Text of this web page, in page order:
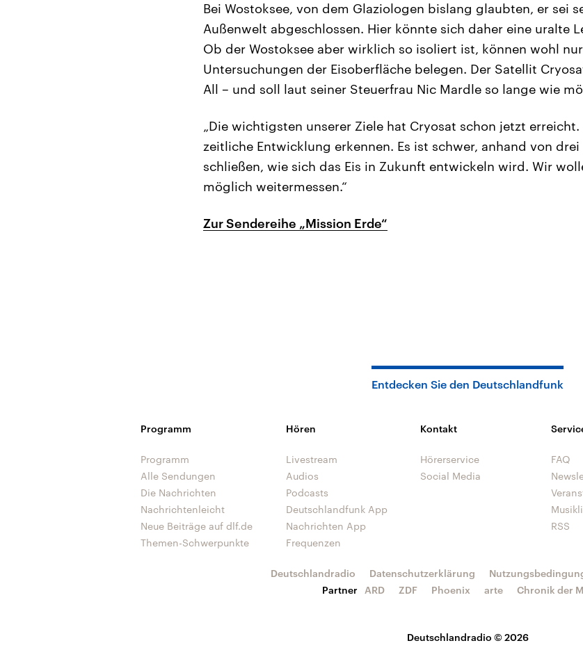
Bei Wostoksee, von dem Glaziologen bislang glaubten, er sei
Außenwelt abgeschlossen. Hier könnte sich daher eine uralte
Ob der Wostoksee aber wirklich so isoliert ist, können wohl
Untersuchungen der Eisoberfläche belegen. Der Satellit
All – und soll laut seiner Steuerfrau Nic Mardle so lange wie
„Die wichtigsten unserer Ziele hat Cryosat schon jetzt
zeitliche Entwicklung erkennen. Es ist schwer, anhand von
schließen, wie sich das Eis in Zukunft entwickeln wird. Wir
möglich weitermessen.“
Zur Sendereihe „Mission Erde“
Entdecken Sie den Deutschlandfunk
Programm
Programm
Alle Sendungen
Die Nachrichten
Nachrichtenleicht
Neue Beiträge auf dlf.de
Themen-Schwerpunkte
Hören
Livestream
Audios
Podcasts
Deutschlandfunk App
Nachrichten App
Frequenzen
Kontakt
Hörerservice
Social Media
FAQ
RSS
Deutschlandradio © 2026
Deutschlandradio Datenschutzerklärung
Partner
ARD ZDF Phoenix arte Chronik der